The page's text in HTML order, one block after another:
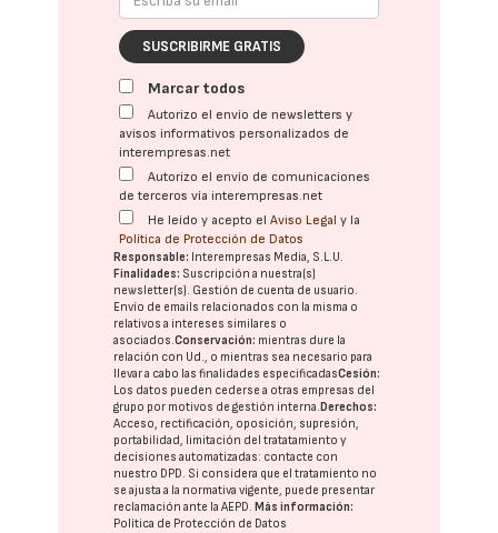
SUSCRIBIRME GRATIS
Marcar todos
Autorizo el envío de newsletters y
avisos informativos personalizados de
interempresas.net
Autorizo el envío de comunicaciones
de terceros vía interempresas.net
He leído y acepto elAviso Legal y la
Política de Protección de Datos
Responsable: Interempresas Media, S.L.U.
Finalidades: Suscripción a nuestra(s)
newsletter(s). Gestión de cuenta de usuario.
Envío de emails relacionados con la misma o
relativos a intereses similares o
asociados.Conservación: mientras dure la
relación con Ud., o mientras sea necesario para
llevar a cabo las finalidades especificadasCesión:
Los datos pueden cederse a otras empresas del
grupo por motivos de gestión interna. Derechos:
Acceso, rectificación, oposición, supresión,
portabilidad, limitación del tratatamiento y
decisiones automatizadas: contacte con
nuestro DPD. Si considera que el tratamiento no
se ajusta a la normativa vigente, puede presentar
reclamación ante laAEPD. Más información:
Política de Protección de Datos